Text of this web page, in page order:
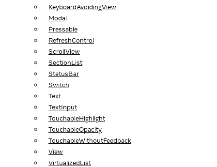
KeyboardAvoidingView
Modal
Pressable
RefreshControl
ScrollView
SectionList
StatusBar
Switch
Text
TextInput
TouchableHighlight
TouchableOpacity
TouchableWithoutFeedback
View
VirtualizedList